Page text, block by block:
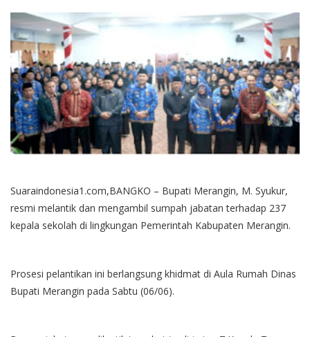
Suaraindonesia1.com,BANGKO – Bupati Merangin, M. Syukur,
resmi melantik dan mengambil sumpah jabatan terhadap 237
kepala sekolah di lingkungan Pemerintah Kabupaten Merangin.
Prosesi pelantikan ini berlangsung khidmat di Aula Rumah Dinas
Bupati Merangin pada Sabtu (06/06).